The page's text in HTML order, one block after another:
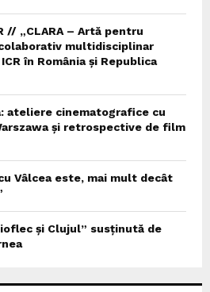
// „CLARA – Artă pentru
multidisciplinar
în România și Republica
ateliere cinematografice cu
și retrospective de film
Vâlcea este, mai mult decât
și Clujul” susținută de